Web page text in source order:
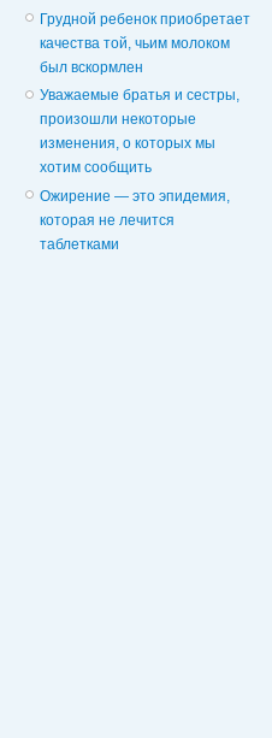
Грудной ребенок приобретает
качества той, чьим молоком
был вскормлен
Уважаемые братья и сестры,
произошли некоторые
изменения, о которых мы
хотим сообщить
Ожирение — это эпидемия,
которая не лечится
таблетками